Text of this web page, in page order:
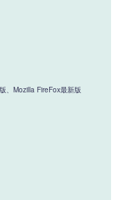
、Mozilla FireFox最新版